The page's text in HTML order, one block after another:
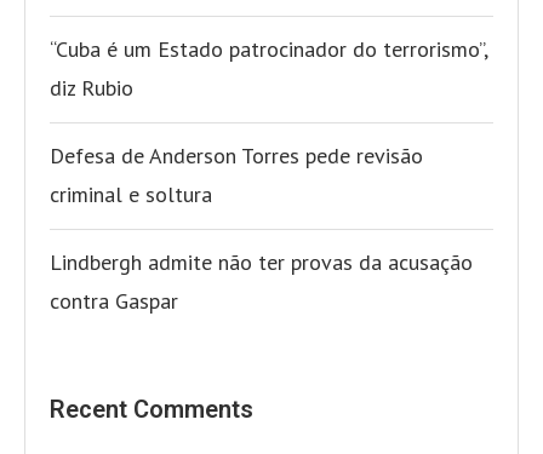
“Cuba é um Estado patrocinador do terrorismo”,
diz Rubio
Defesa de Anderson Torres pede revisão
criminal e soltura
Lindbergh admite não ter provas da acusação
contra Gaspar
Recent Comments